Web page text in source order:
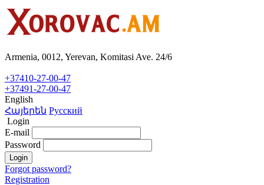
Armenia, 0012, Yerevan, Komitasi Ave. 24/6
+37410-27-00-47
+37491-27-00-47
English
Հայերեն Русский
Login
E-mail
Password
Login
Forgot password?
Registration